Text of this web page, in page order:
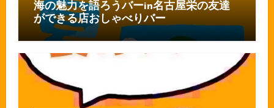
海の魅力を語ろうバーin名古屋栄の友達
ができる店おしゃべりバー